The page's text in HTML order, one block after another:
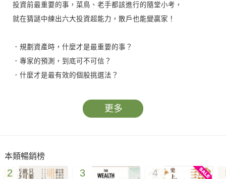
投資前最重要的事，菜鳥、老手都該進行的隨堂小考，
就在猜謎中練出六大投資超能力，散戶也能變贏家！
．規劃資產時，什麼才是最重要的事？
．專家的預測，到底可不可信？
．什麼才是最有效的個股挑選法？
．如何分辨可疑的消息？
．利用機器人或AI投資，要注意什麼事？
告別不懂裝懂，不斷懷疑自己的投資人生！
更多
本類暢銷榜
2 3 4